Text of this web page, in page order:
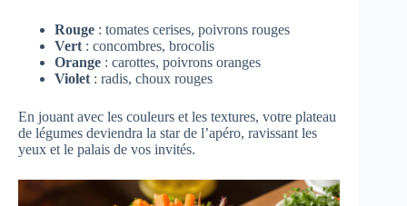
Rouge : tomates cerises, poivrons rouges
Vert : concombres, brocolis
Orange : carottes, poivrons oranges
Violet : radis, choux rouges
En jouant avec les couleurs et les textures, votre plateau
de légumes deviendra la star de l’apéro, ravissant les
yeux et le palais de vos invités.